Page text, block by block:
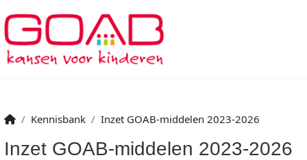
Kennisbank Inzet GOAB-middelen 2023-2026
Inzet GOAB-middelen 2023-2026